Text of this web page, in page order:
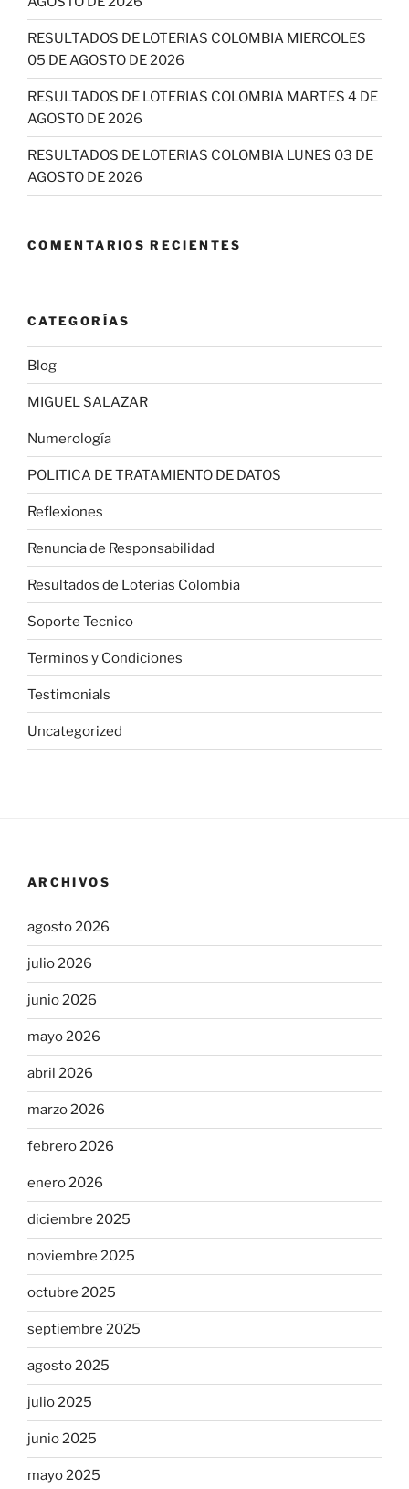
RESULTADOS DE LOTERIAS COLOMBIA MIERCOLES
05 DE AGOSTO DE 2026
RESULTADOS DE LOTERIAS COLOMBIA MARTES 4 DE
AGOSTO DE 2026
RESULTADOS DE LOTERIAS COLOMBIA LUNES 03 DE
AGOSTO DE 2026
COMENTARIOS RECIENTES
CATEGORÍAS
Blog
MIGUEL SALAZAR
Numerología
POLITICA DE TRATAMIENTO DE DATOS
Reflexiones
Renuncia de Responsabilidad
Resultados de Loterias Colombia
Soporte Tecnico
Terminos y Condiciones
Testimonials
Uncategorized
ARCHIVOS
agosto 2026
julio 2026
junio 2026
mayo 2026
abril 2026
marzo 2026
febrero 2026
enero 2026
diciembre 2025
noviembre 2025
octubre 2025
septiembre 2025
agosto 2025
julio 2025
junio 2025
mayo 2025